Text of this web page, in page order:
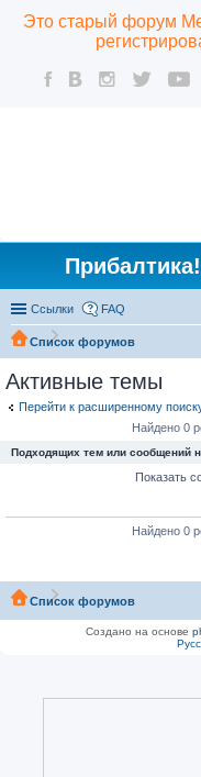
Это старый форум
Ссылки FAQ
Список форумов
Активные темы
Перейти к расширенному
Найдено 0
Подходящих тем или сообщений
Показать
Найдено 0
Список форумов
Создано на основе